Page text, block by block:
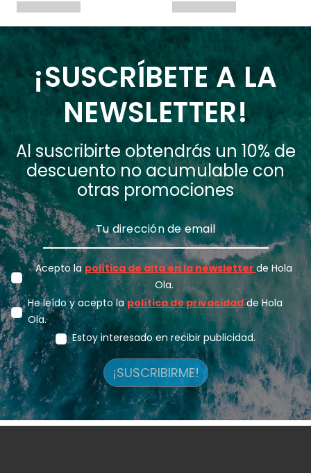
¡SUSCRÍBETE A LA
NEWSLETTER!
Al suscribirte obtendrás un 10% de
descuento no acumulable con
otras promociones
Acepto lapolítica de alta en la newsletter de Hola
Ola.
He leído y acepto lapolítica de privacidadde Hola
Ola.
Estoy interesado en recibir publicidad.
¡SUSCRIBIRME!